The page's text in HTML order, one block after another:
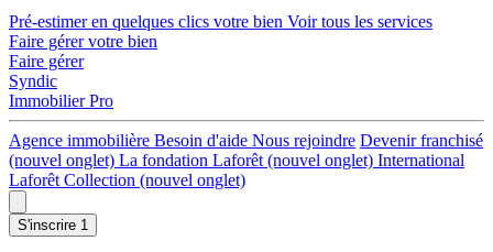
Pré-estimer en quelques clics votre bien Voir tous les services
Faire gérer votre bien
Faire gérer
Syndic
Immobilier Pro
Agence immobilière Besoin d'aide Nous rejoindre Devenir franchisé
(nouvel onglet) La fondation Laforêt (nouvel onglet) International
Laforêt Collection (nouvel onglet)
S'inscrire 1